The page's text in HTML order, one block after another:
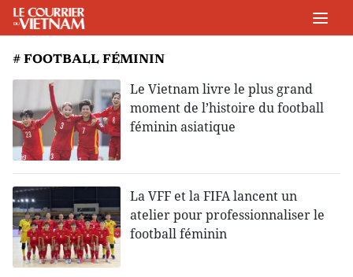
# FOOTBALL FÉMININ
Le Vietnam livre le plus grand
moment de l’histoire du football
féminin asiatique
La VFF et la FIFA lancent un
atelier pour professionnaliser le
football féminin